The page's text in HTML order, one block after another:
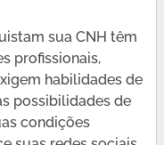
sua CNH têm
profissionais,
habilidades de
possibilidades de
condições